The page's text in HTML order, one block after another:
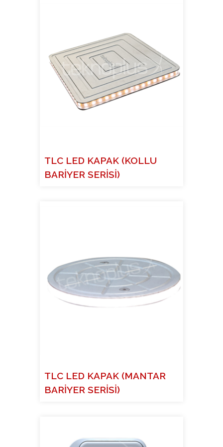
TLC LED KAPAK (KOLLU
BARİYER SERİSİ)
TLC LED KAPAK (MANTAR
BARİYER SERİSİ)